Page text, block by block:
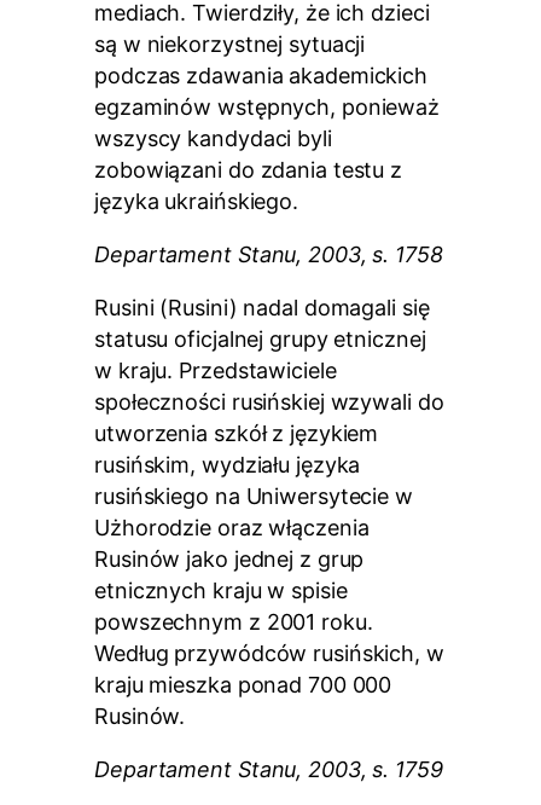
mediach. Twierdziły, że ich dzieci
są w niekorzystnej sytuacji
podczas zdawania akademickich
egzaminów wstępnych, ponieważ
wszyscy kandydaci byli
zobowiązani do zdania testu z
języka ukraińskiego.
Departament Stanu, 2003, s. 1758
Rusini (Rusini) nadal domagali się
statusu oficjalnej grupy etnicznej
w kraju. Przedstawiciele
społeczności rusińskiej wzywali do
utworzenia szkół z językiem
rusińskim, wydziału języka
rusińskiego na Uniwersytecie w
Użhorodzie oraz włączenia
Rusinów jako jednej z grup
etnicznych kraju w spisie
powszechnym z 2001 roku.
Według przywódców rusińskich, w
kraju mieszka ponad 700 000
Rusinów.
Departament Stanu, 2003, s. 1759